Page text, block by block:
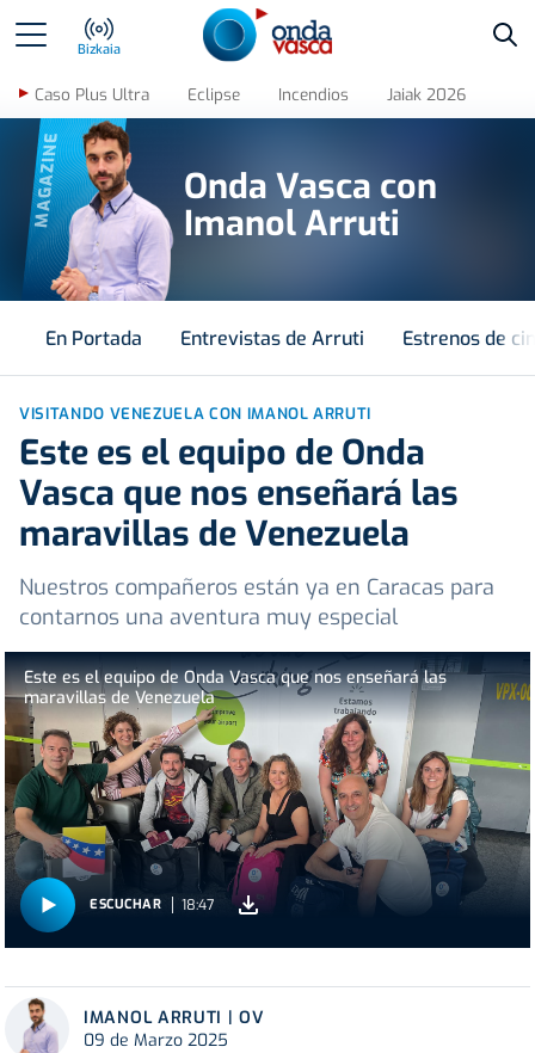
Bizkaia
Caso Plus Ultra Eclipse Incendios Jaiak 2026
MAGAZINE
Onda Vasca con
Imanol Arruti
En Portada Entrevistas de Arruti Estrenos de
VISITANDO VENEZUELA CON IMANOL ARRUTI
Este es el equipo de Onda
Vasca que nos enseñará las
maravillas de Venezuela
Nuestros compañeros están ya en Caracas para
contarnos una aventura muy especial
Este es el equipo de Onda Vasca que nos enseñará las
maravillas de Venezuela
ESCUCHAR 18:47
IMANOL ARRUTI | OV
09 de Marzo 2025